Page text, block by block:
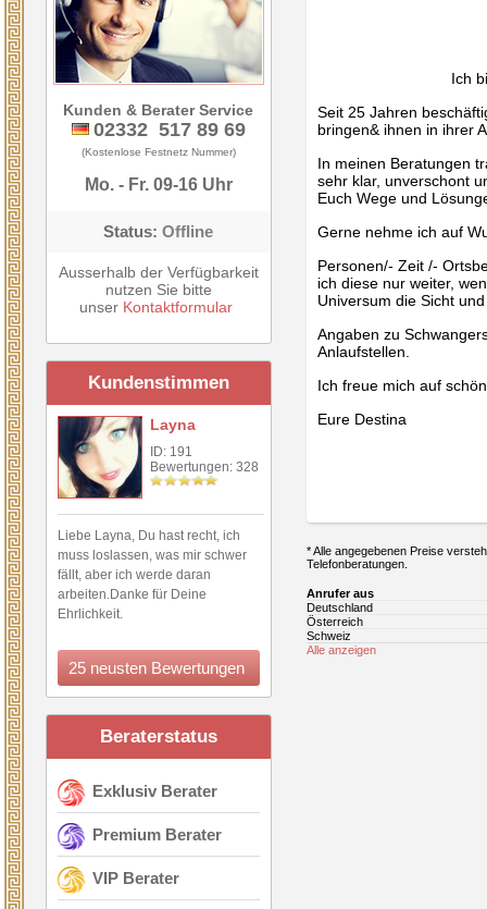
Kunden & Berater Service
02332 517 89 69
(Kostenlose Festnetz Nummer)
Mo. - Fr. 09-16 Uhr
Status:Offline
Ausserhalb der Verfügbarkeit
nutzen Sie bitte
unser Kontaktformular
Kundenstimmen
Layna
ID: 191
Bewertungen: 328
Liebe Layna, Du hast recht, ich
muss loslassen, was mir schwer
fällt, aber ich werde daran
arbeiten.Danke für Deine
Ehrlichkeit.
25 neusten Bewertungen
Beraterstatus
Exklusiv Berater
Premium Berater
VIP Berater
Ich
Seit 25 Jahren
bringen& ihnen in ihrer
In meinen Beratungen
sehr klar, unverschont
Euch Wege und
Gerne nehme ich auf
Personen/- Zeit /-
ich diese nur weiter,
Universum die Sicht
Angaben zu
Anlaufstellen.
Ich freue mich auf
Eure Destina
* Alle angegebenen Preise
Telefonberatungen.
Anrufer aus
Deutschland
Österreich
Schweiz
Alle anzeigen